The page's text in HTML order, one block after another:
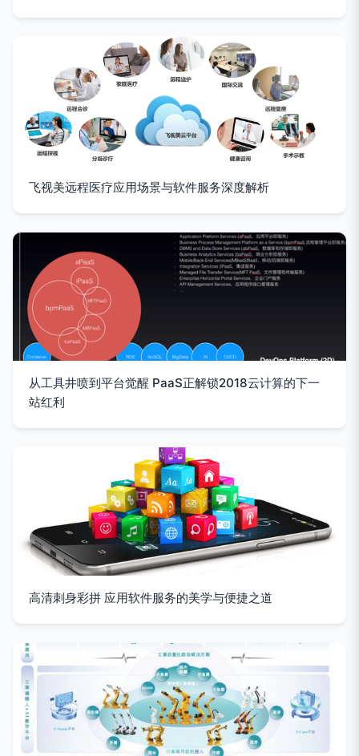
飞视美远程医疗应用场景与软件服务深度解析
从工具井喷到平台觉醒 PaaS正解锁2018云计算的下一
站红利
高清刺身彩拼 应用软件服务的美学与便捷之道